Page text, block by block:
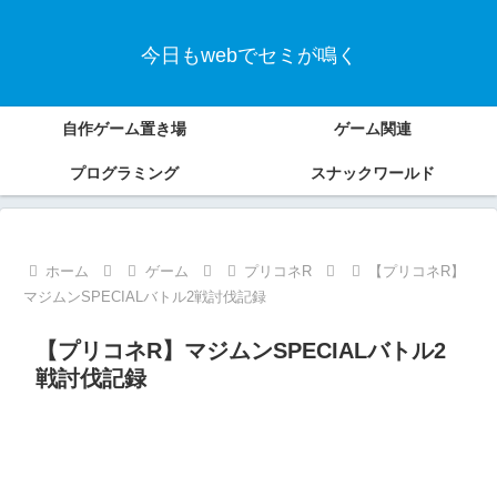
今日もwebでセミが鳴く
自作ゲーム置き場 ゲーム関連
プログラミング スナックワールド
ホーム ゲーム プリコネR
【プリコネR】
マジムンSPECIALバトル2戦討伐記録
【プリコネR】マジムンSPECIALバトル2
戦討伐記録